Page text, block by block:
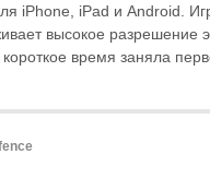
iPhone, iPad и Android.
высокое разрешение
время заняла